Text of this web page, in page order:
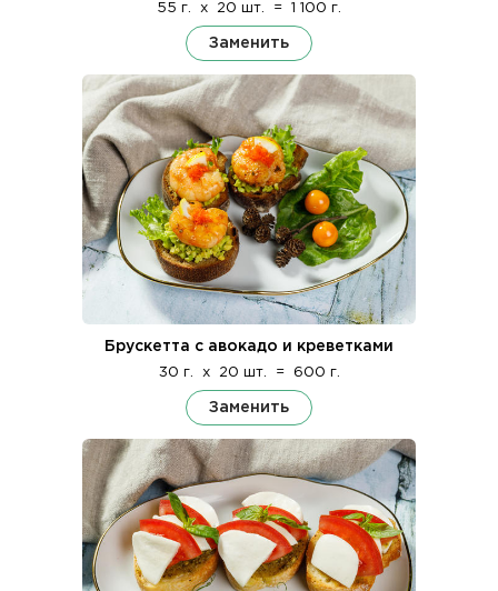
55 г. x 20 шт. = 1 100 г.
Заменить
Брускетта с авокадо и креветками
30 г. x 20 шт. = 600 г.
Заменить